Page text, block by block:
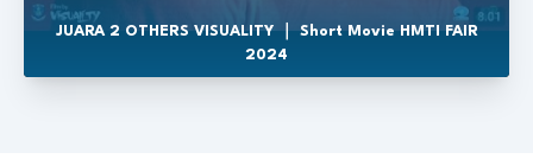
JUARA 2 OTHERS VISUALITY ｜ Short Movie HMTI FAIR
2024